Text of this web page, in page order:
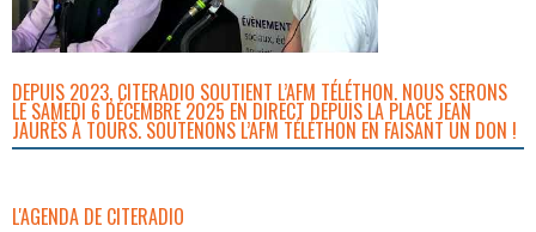
DEPUIS 2023, CITERADIO SOUTIENT L’AFM TÉLÉTHON. NOUS SERONS
LE SAMEDI 6 DÉCEMBRE 2025 EN DIRECT DEPUIS LA PLACE JEAN
JAURÈS À TOURS. SOUTENONS L’AFM TÉLÉTHON EN FAISANT UN DON !
L'AGENDA DE CITERADIO